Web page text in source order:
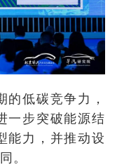
低碳竞争力，
一步突破能源结
能力，并推动设
。